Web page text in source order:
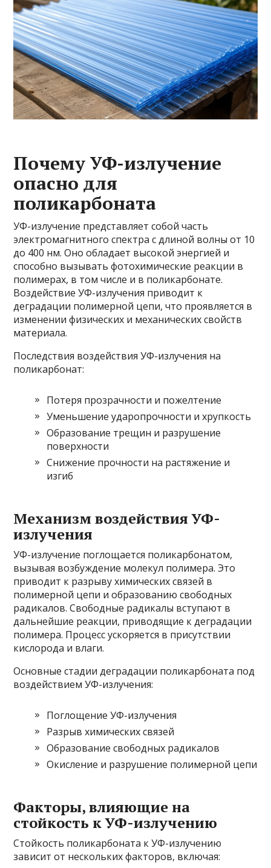
Почему УФ-излучение
опасно для
поликарбоната
УФ-излучение представляет собой часть
электромагнитного спектра с длиной волны от 10
до 400 нм. Оно обладает высокой энергией и
способно вызывать фотохимические реакции в
полимерах, в том числе и в поликарбонате.
Воздействие УФ-излучения приводит к
деградации полимерной цепи, что проявляется в
изменении физических и механических свойств
материала.
Последствия воздействия УФ-излучения на
поликарбонат:
Потеря прозрачности и пожелтение
Уменьшение ударопрочности и хрупкость
Образование трещин и разрушение
поверхности
Снижение прочности на растяжение и
изгиб
Механизм воздействия УФ-
излучения
УФ-излучение поглощается поликарбонатом,
вызывая возбуждение молекул полимера. Это
приводит к разрыву химических связей в
полимерной цепи и образованию свободных
радикалов. Свободные радикалы вступают в
дальнейшие реакции, приводящие к деградации
полимера. Процесс ускоряется в присутствии
кислорода и влаги.
Основные стадии деградации поликарбоната под
воздействием УФ-излучения:
Поглощение УФ-излучения
Разрыв химических связей
Образование свободных радикалов
Окисление и разрушение полимерной цепи
Факторы, влияющие на
стойкость к УФ-излучению
Стойкость поликарбоната к УФ-излучению
зависит от нескольких факторов, включая: